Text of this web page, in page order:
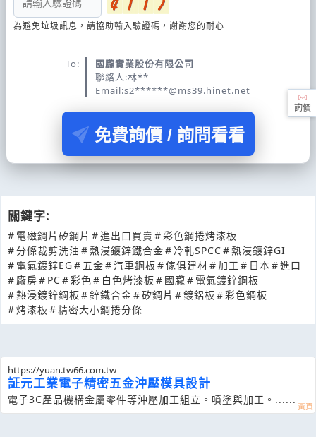
為避免垃圾訊息，請協助輸入驗證碼，謝謝您的耐心
To:
國朧實業股份有限公司
聯絡人:林**
Email:s2******@ms39.hinet.net
免費詢價 / 詢問看看
關鍵字:
# 電磁鋼片矽鋼片 #進出口買賣 #彩色鋼捲烤漆板
#分條裁剪洗油 #熱浸鍍鋅鐵合金# 冷軋SPCC#熱浸鍍鋅GI
# 電氣鍍鋅EG# 五金#汽車鋼板#傢俱建材#加工 # 日本#進口
# 廠房# PC#彩色# 白色烤漆板# 國朧# 電氣鍍鋅鋼板
#熱浸鍍鋅鋼板#鋅鐵合金#矽鋼片 #鍍鋁板#彩色鋼板
#烤漆板#精密大小鋼捲分條
https://yuan.tw66.com.tw
証元工業電子精密五金沖壓模具設計
電子3C產品機構金屬零件等沖壓加工組立。噴塗與加工。......
詢價